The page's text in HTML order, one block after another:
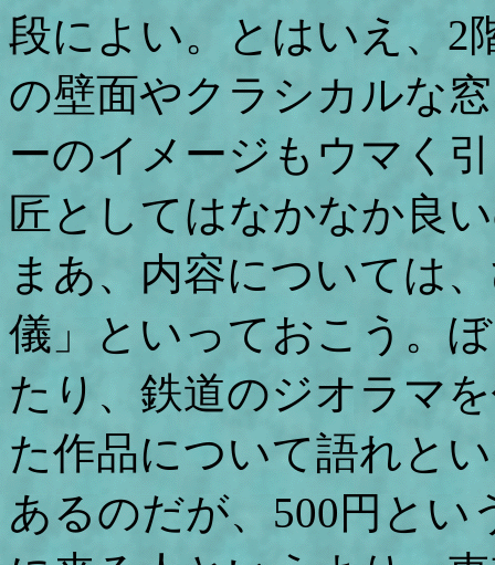
段によい。とはいえ、2
の壁面やクラシカルな
ーのイメージもウマく
匠としてはなかなか良
まあ、内容については
儀」といっておこう。
たり、鉄道のジオラマ
た作品について語れと
あるのだが、500円とい